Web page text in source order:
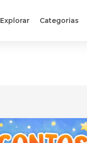
Explorar Categorias